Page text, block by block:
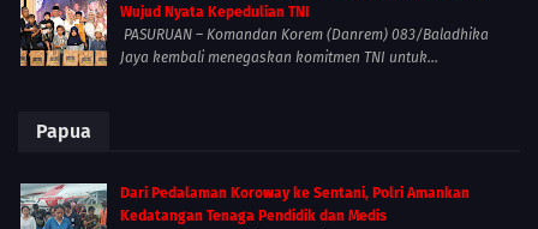
Wujud Nyata Kepedulian TNI
PASURUAN – Komandan Korem (Danrem) 083/Baladhika
Jaya kembali menegaskan komitmen TNI untuk...
Papua
Dari Pedalaman Koroway ke Sentani, Polri Amankan
Kedatangan Tenaga Pendidik dan Medis